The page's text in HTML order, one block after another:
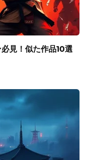
見！似た作品10選